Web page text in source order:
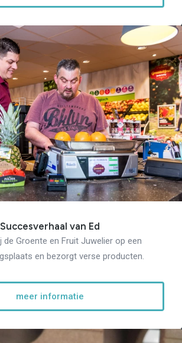
Succesverhaal van Ed
de Groente en Fruit Juwelier op een
en bezorgt verse producten.
meer informatie